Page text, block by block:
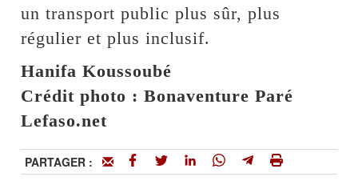
un transport public plus sûr, plus
régulier et plus inclusif.
Hanifa Koussoubé
Crédit photo : Bonaventure Paré
Lefaso.net
PARTAGER :